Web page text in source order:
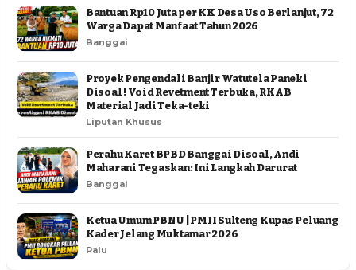
Bantuan Rp10 Juta per KK Desa Uso Berlanjut, 72
Warga Dapat Manfaat Tahun 2026
Banggai
Proyek Pengendali Banjir Watutela Paneki
Disoal ! Void Revetment Terbuka, RKAB
Material Jadi Teka-teki
Liputan Khusus
Perahu Karet BPBD Banggai Disoal, Andi
Maharani Tegaskan: Ini Langkah Darurat
Banggai
Ketua Umum PBNU | PMII Sulteng Kupas Peluang
Kader Jelang Muktamar 2026
Palu